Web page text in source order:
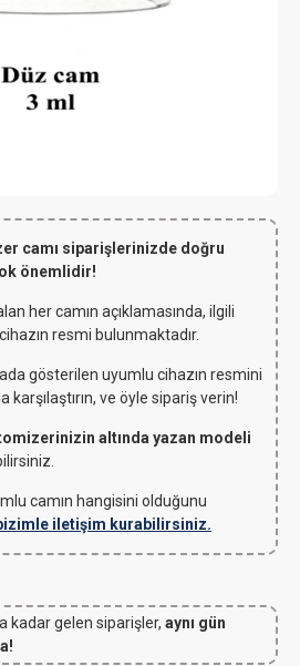
camı siparişlerinizde doğru
önemlidir!
her camın açıklamasında, ilgili
resmi bulunmaktadır.
gösterilen uyumlu cihazın resmini
karşılaştırın, ve öyle sipariş verin!
altında yazan modeli
camın hangisini olduğunu
iletişim kurabilirsiniz.
kadar gelen siparişler, aynı gün